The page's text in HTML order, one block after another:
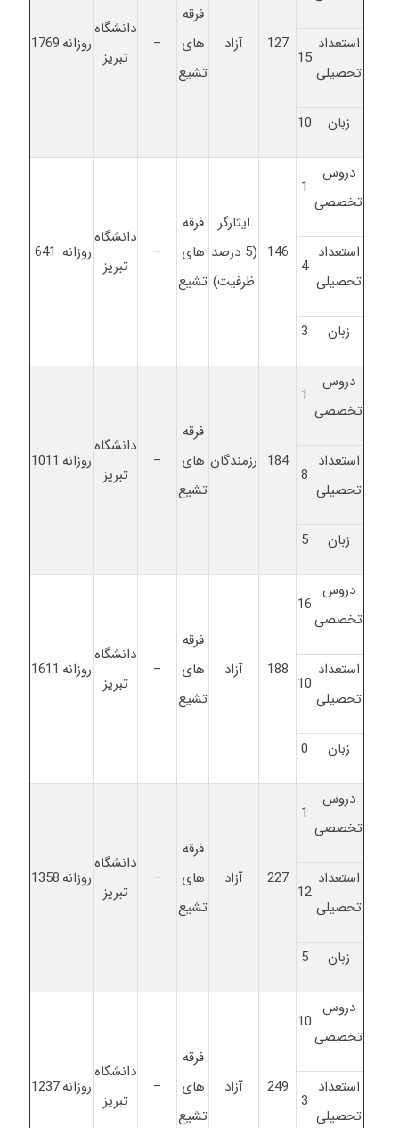
127 آزاد
فرقه
های
تشیع
–
دانشگاه
تبریز
روزانه 1769
استعداد
تحصیلی
15
زبان 10
دروس
تخصصی
1
146
ایثارگر
(5 درصد
ظرفیت)
فرقه
های
تشیع
–
دانشگاه
تبریز
روزانه 641
استعداد
تحصیلی
4
زبان 3
دروس
تخصصی
1
184 رزمندگان
فرقه
های
تشیع
–
دانشگاه
تبریز
روزانه 1011
استعداد
تحصیلی
8
زبان 5
دروس
تخصصی
16
188 آزاد
فرقه
های
تشیع
–
دانشگاه
تبریز
روزانه 1611
استعداد
تحصیلی
10
زبان 0
دروس
تخصصی
1
227 آزاد
فرقه
های
تشیع
–
دانشگاه
تبریز
روزانه 1358
استعداد
تحصیلی
12
زبان 5
دروس
تخصصی
10
249 آزاد
فرقه
های
تشیع
–
دانشگاه
تبریز
روزانه1237
استعداد
تحصیلی
3